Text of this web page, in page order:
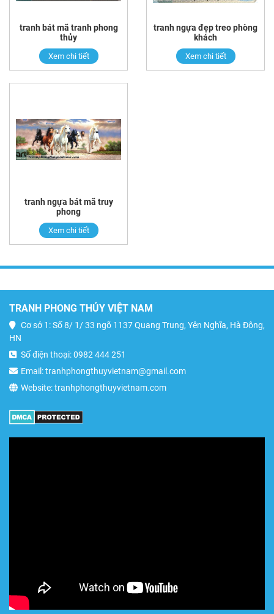
tranh bát mã tranh phong
thủy
Xem chi tiết
tranh ngựa đẹp treo phòng
khách
Xem chi tiết
tranh ngựa bát mã truy
phong
Xem chi tiết
TRANH PHONG THỦY VIỆT NAM
Cơ sở 1: Số 8/ 1/ 33 ngõ 1137 Quang Trung, Yên Nghĩa, Hà Đông,
HN
Số điện thoại: 0982 444 251
Email: tranhphongthuyvietnam@gmail.com
Website: tranhphongthuyvietnam.com